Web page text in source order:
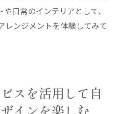
日常のインテリアとして、
レンジメントを体験してみて
スを活用して自